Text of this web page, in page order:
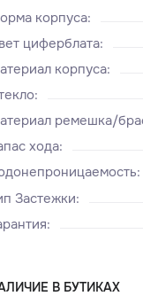
корпуса:
циферблата:
корпуса:
:
ремешка/
хода:
:
Застежки:
:
В БУТИКАХ